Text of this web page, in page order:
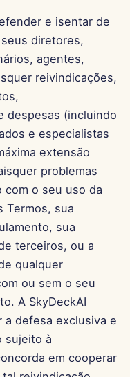
e isentar de
diretores,
agentes,
reivindicações,
despesas (incluindo
e especialistas
extensão
problemas
o seu uso da
Termos, sua
sua
terceiros, ou a
qualquer
ou sem o seu
A SkyDeckAI
defesa exclusiva e
sujeito à
em cooperar